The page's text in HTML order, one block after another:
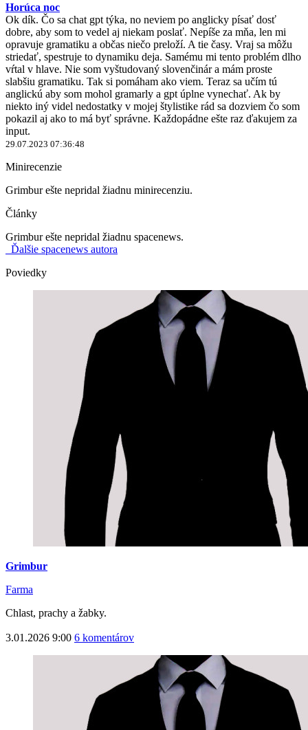
Horúca noc
Ok dík. Čo sa chat gpt týka, no neviem po anglicky písať dosť
dobre, aby som to vedel aj niekam poslať. Nepíše za mňa, len mi
opravuje gramatiku a občas niečo preloží. A tie časy. Vraj sa môžu
striedať, spestruje to dynamiku deja. Samému mi tento problém dlho
vŕtal v hlave. Nie som vyštudovaný slovenčinár a mám proste
slabšiu gramatiku. Tak si pomáham ako viem. Teraz sa učím tú
anglickú aby som mohol gramarly a gpt úplne vynechať. Ak by
niekto iný videl nedostatky v mojej štylistike rád sa dozviem čo som
pokazil aj ako to má byť správne. Každopádne ešte raz ďakujem za
input.
29.07.2023 07:36:48
Minirecenzie
Grimbur ešte nepridal žiadnu minirecenziu.
Články
Grimbur ešte nepridal žiadnu spacenews.
Ďalšie spacenews autora
Poviedky
Grimbur
Farma
Chlast, prachy a žabky.
3.01.2026 9:00 6 komentárov